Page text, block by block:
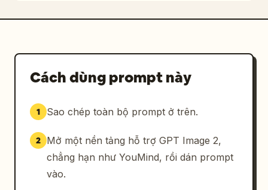
Cách dùng prompt này
1 Sao chép toàn bộ prompt ở trên.
2
Mở một nền tảng hỗ trợ GPT Image 2,
chẳng hạn như YouMind, rồi dán prompt
vào.